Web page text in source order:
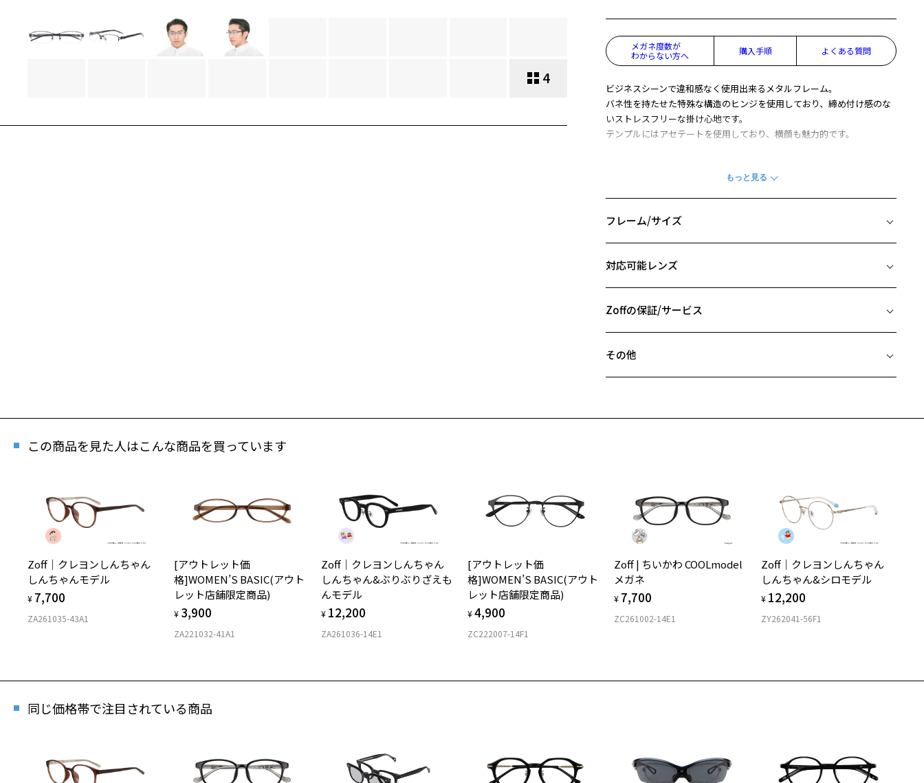
4
お気に入り
再入荷お知らせメールのお申し込み
「再入荷お知らせメール」はZoffオンラインストア会員さまのみ対象となります。
ログインして申し込む
メガネ度数が
わからない方へ
購入手順 よくある質問
ビジネスシーンで違和感なく使用出来るメタルフレーム。
バネ性を持たせた特殊な構造のヒンジを使用しており、締め付け感のな
いストレスフリーな掛け心地です。
テンプルにはアセテートを使用しており、横顔も魅力的です。
き出し部分に衝撃を加えると、割れたり欠けたりしますのでご注意くだ
BUSINESS ページをみる
フレーム/サイズ
B ブリッジ(鼻部分)の横幅：17mm
お持ちのZoffメガネサイズを確認するには？
仕上がり寸法
D 仕上がりの横幅：約146mm
E 仕上がりの縦幅：約30mm
スクエア
対応可能レンズ
フレームとレンズの合計料金を知りたい方へ
Zoffの保証/サービス
安心2 視力測定無料
視力の変化を早めに発見するために、定期的な視力測定をおす
すめいたします。
安心3 かかり具合調整無料
フレームの歪みやかかり具合の調整・クリーニングは、全国の
Zoff店舗にていつでも対応いたします。
その他
＜メガネの度数情報がわからない方へ＞
オンラインストアでフレームのみ購入して、
ご購入時に「レンズ交換券」をお選びいただくと、実店舗で度数を測定
のうえ、
度付きレンズ（標準セットレンズ）へ無料交換いただけます。
この商品を見た人はこんな商品を買っています
Zoff｜クレヨンしんちゃん
しんちゃんモデル
¥ 7,700
ZA261035-43A1
[アウトレット価
格]WOMEN’S BASIC(アウト
レット店舗限定商品)
¥ 3,900
ZA221032-41A1
Zoff｜クレヨンしんちゃん
しんちゃん&ぶりぶりざえも
んモデル
¥ 12,200
ZA261036-14E1
[アウトレット価
格]WOMEN’S BASIC(アウト
レット店舗限定商品)
¥4,900
ZC222007-14F1
Zoff | ちいかわ COOLmodel
メガネ
¥ 7,700
ZC261002-14E1
Zoff｜クレヨンしんちゃん
しんちゃん&シロモデル
¥ 12,200
ZY262041-56F1
同じ価格帯で注目されている商品